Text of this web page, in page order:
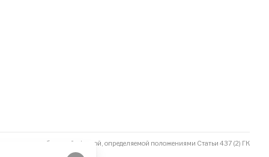
является публичной офертой, определяемой положениями Статьи 437 (2) ГК